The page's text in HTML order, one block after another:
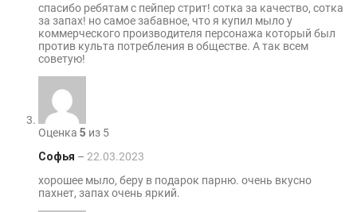
спасибо ребятам с пейпер стрит! сотка за качество, сотка
за запах! но самое забавное, что я купил мыло у
коммерческого производителя персонажа который был
против культа потребления в обществе. А так всем
советую!
Оценка 5 из 5
Софья – 22.03.2023
хорошее мыло, беру в подарок парню. очень вкусно
пахнет, запах очень яркий.